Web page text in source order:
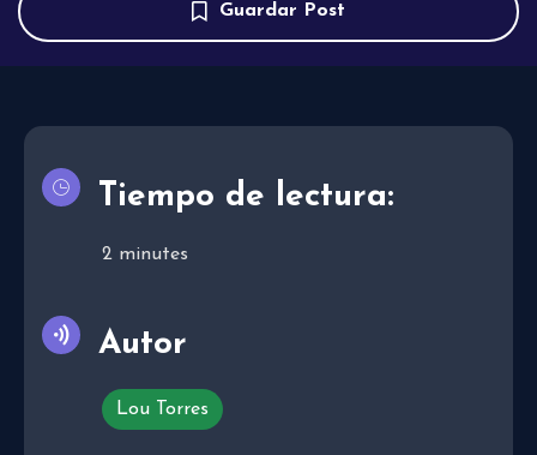
Guardar Post
Tiempo de lectura:
2 minutes
Autor
Lou Torres